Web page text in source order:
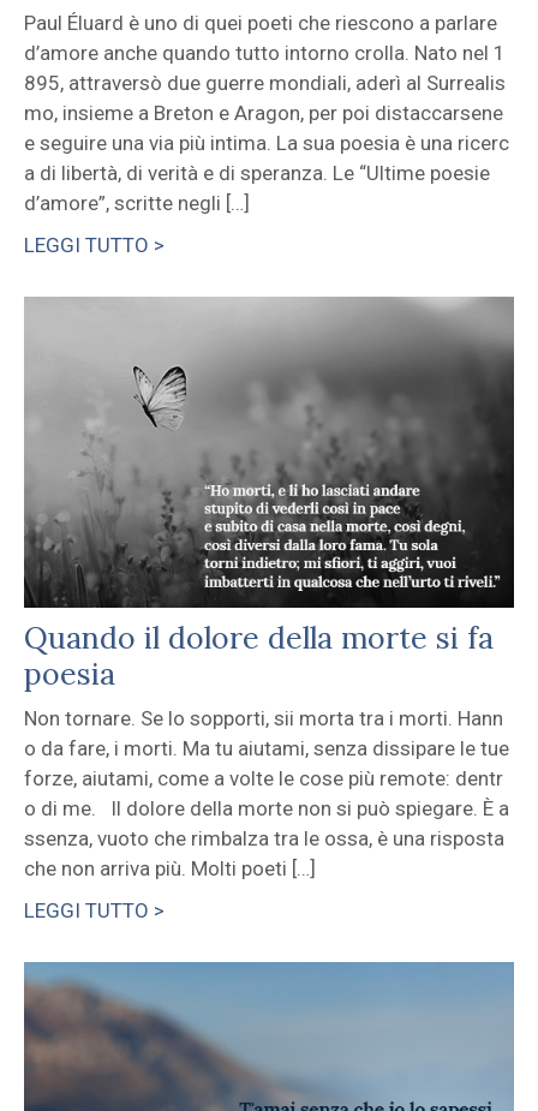
Paul Éluard è uno di quei poeti che riescono a parlare
d’amore anche quando tutto intorno crolla. Nato nel 1
895, attraversò due guerre mondiali, aderì al Surrealis
mo, insieme a Breton e Aragon, per poi distaccarsene
e seguire una via più intima. La sua poesia è una ricerc
a di libertà, di verità e di speranza. Le “Ultime poesie
d’amore”, scritte negli […]
LEGGI TUTTO >
Quando il dolore della morte si fa
poesia
Non tornare. Se lo sopporti, sii morta tra i morti. Hann
o da fare, i morti. Ma tu aiutami, senza dissipare le tue
forze, aiutami, come a volte le cose più remote: dentr
o di me. Il dolore della morte non si può spiegare. È a
ssenza, vuoto che rimbalza tra le ossa, è una risposta
che non arriva più. Molti poeti […]
LEGGI TUTTO >